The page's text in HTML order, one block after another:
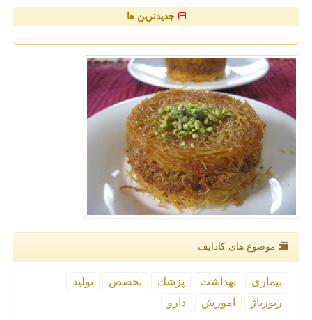
جدیدترین ها
موضوع های كادایف
بیماری بهداشت پزشك تخصص
تولید
رپورتاژ
آموزش دارو